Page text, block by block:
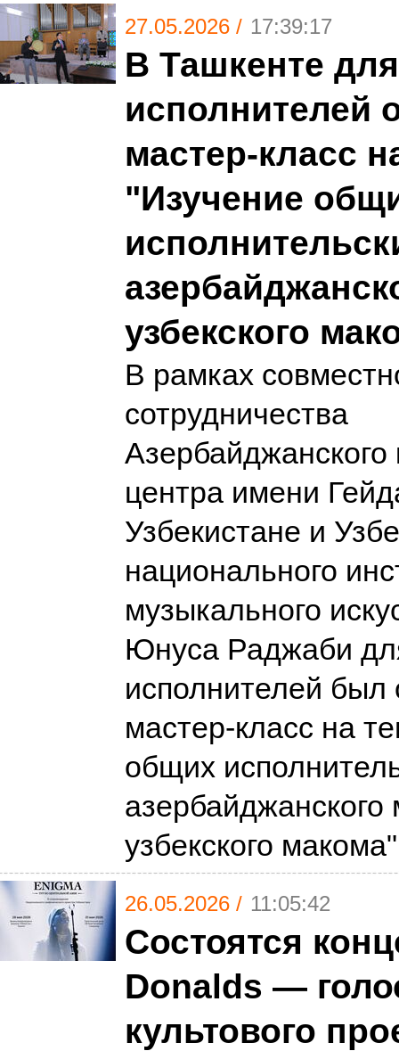
27.05.2026 / 17:39:17
В Ташкенте
исполнителей
мастер-класс
"Изучение
узбекского
В рамках
сотрудничества
Азербайджанского
центра имени
Узбекистане и
национального
музыкального
Юнуса Раджаби
исполнителей был
мастер-класс на
общих
азербайджанского
узбекского
26.05.2026 / 11:05:42
Состоятся
Donalds —
культового